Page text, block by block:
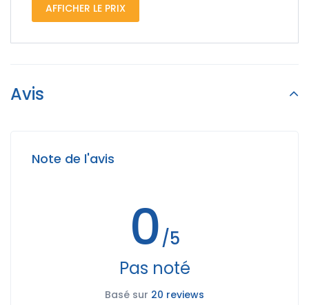
AFFICHER LE PRIX
Avis
Note de l'avis
0/5
Pas noté
Basé sur 20 reviews